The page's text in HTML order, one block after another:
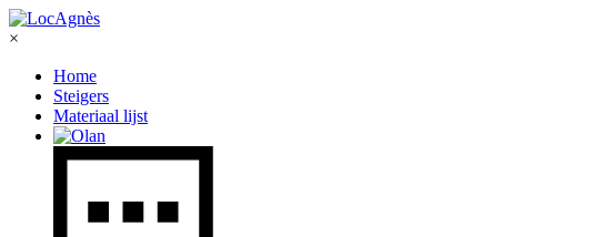
×
Home
Steigers
Materiaal lijst